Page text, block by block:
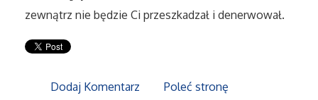
zewnątrz nie będzie Ci przeszkadzał i denerwował.
Dodaj Komentarz Poleć stronę